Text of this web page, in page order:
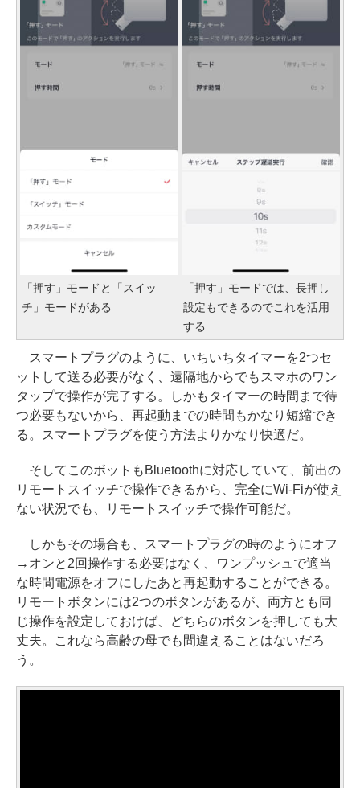
「押す」モードと「スイッ
チ」モードがある
「押す」モードでは、長押し
設定もできるのでこれを活用
する
スマートプラグのように、いちいちタイマーを2つセ
ットして送る必要がなく、遠隔地からでもスマホのワン
タップで操作が完了する。しかもタイマーの時間まで待
つ必要もないから、再起動までの時間もかなり短縮でき
る。スマートプラグを使う方法よりかなり快適だ。
そしてこのボットもBluetoothに対応していて、前出の
リモートスイッチで操作できるから、完全にWi-Fiが使え
ない状況でも、リモートスイッチで操作可能だ。
しかもその場合も、スマートプラグの時のようにオフ
→オンと2回操作する必要はなく、ワンプッシュで適当
な時間電源をオフにしたあと再起動することができる。
リモートボタンには2つのボタンがあるが、両方とも同
じ操作を設定しておけば、どちらのボタンを押しても大
丈夫。これなら高齢の母でも間違えることはないだろ
う。